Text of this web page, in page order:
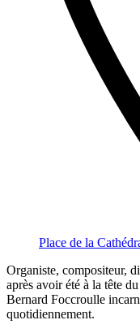
Place de la
Organiste, compositeur,
après avoir été à la tête
Bernard Foccroulle
quotidiennement.